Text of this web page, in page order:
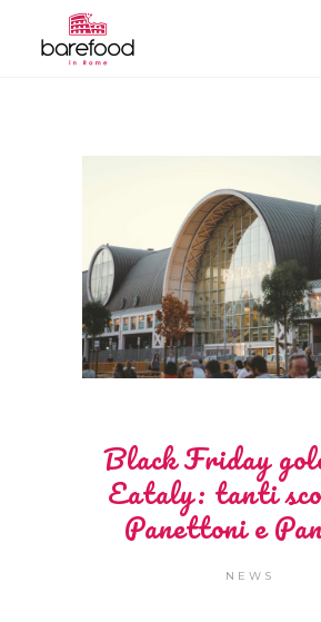
Black Friday
Eataly: tanti
Panettoni e
NEWS